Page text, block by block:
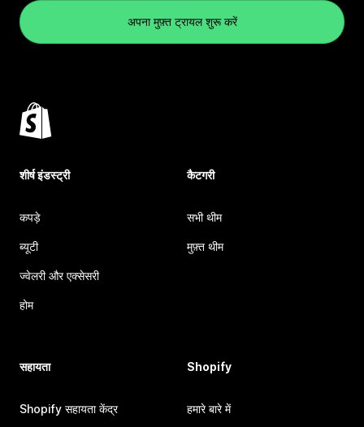
अपना मुफ़्त ट्रायल शुरू करें
शीर्ष इंडस्ट्री
कपड़े
ब्यूटी
ज्वेलरी और एक्सेसरी
होम
कैटगरी
सभी थीम
मुफ़्त थीम
सहायता
Shopify सहायता केंद्र
Shopify
हमारे बारे में